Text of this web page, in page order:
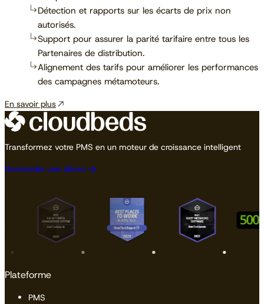
Détection et rapports sur les écarts de prix non
autorisés.
Support pour assurer la parité tarifaire entre tous les
Partenaires de distribution.
Alignement des tarifs pour améliorer les performances
des campagnes métamoteurs.
En savoir plus
Transformez votre PMS en un moteur de croissance intelligent
Demander une démo
Plateforme
PMS